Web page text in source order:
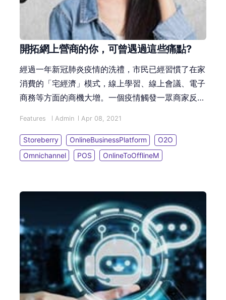
開拓網上營商的你，可曾遇過這些痛點?
經過一年新冠肺炎疫情的洗禮，市民已經習慣了在家
消費的「宅經濟」模式，線上學習、線上會議、電子
商務等方面的商機大增。一個疫情觸發一眾商家反思
機。由過往著力線下實體店零售業務的商家，紛紛開
拓網上商店及社交媒體行銷，但步向數碼轉型的過程
Features Admin Apr 08, 2021
Storeberry OnlineBusinessPlatform
O2O
Omnichannel
POS OnlineToOfflineM